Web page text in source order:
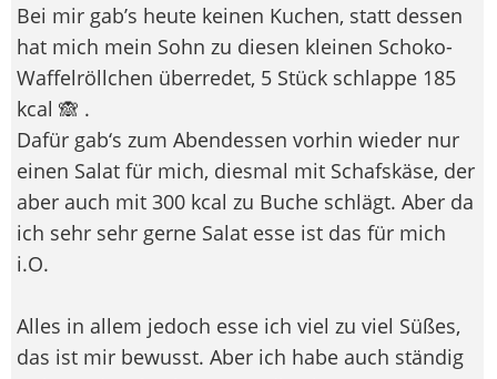
Bei mir gab’s heute keinen Kuchen, statt dessen
hat mich mein Sohn zu diesen kleinen Schoko-
Waffelröllchen überredet, 5 Stück schlappe 185
kcal 🙈 .
Dafür gab‘s zum Abendessen vorhin wieder nur
einen Salat für mich, diesmal mit Schafskäse, der
aber auch mit 300 kcal zu Buche schlägt. Aber da
ich sehr sehr gerne Salat esse ist das für mich
i.O.
Alles in allem jedoch esse ich viel zu viel Süßes,
das ist mir bewusst. Aber ich habe auch ständig